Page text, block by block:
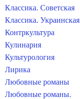
Классика. Советская
Классика. Украинская
Контркультура
Кулинария
Культурология
Лирика
Любовные романы
Любовные романы.